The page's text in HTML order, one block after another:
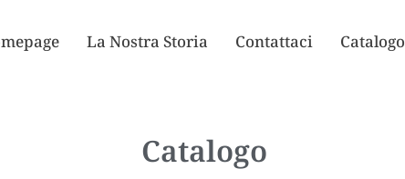
La Nostra Storia Contattaci Catalogo
Catalogo